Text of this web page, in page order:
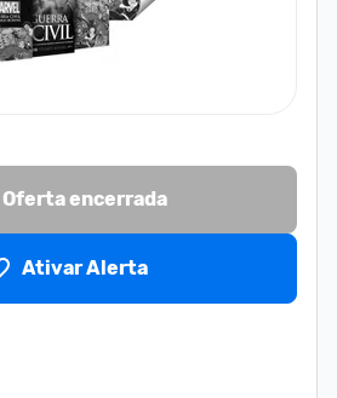
Oferta encerrada
Ativar Alerta